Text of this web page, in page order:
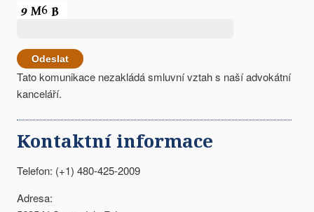
Tato komunikace nezakládá smluvní vztah s naší advokátní
kanceláří.
Kontaktní informace
Telefon: (+1) 480-425-2009
Adresa: